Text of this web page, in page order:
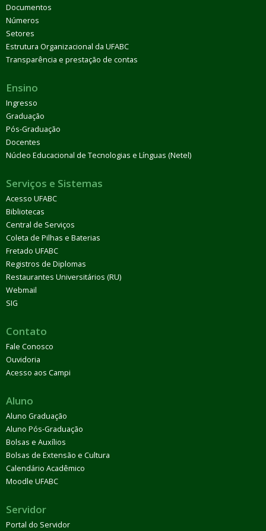
Documentos
Números
Setores
Estrutura Organizacional da UFABC
Transparência e prestação de contas
Ensino
Ingresso
Graduação
Pós-Graduação
Docentes
Núcleo Educacional de Tecnologias e Línguas (Netel)
Serviços e Sistemas
Acesso UFABC
Bibliotecas
Central de Serviços
Coleta de Pilhas e Baterias
Fretado UFABC
Registros de Diplomas
Restaurantes Universitários (RU)
Webmail
SIG
Contato
Fale Conosco
Ouvidoria
Acesso aos Campi
Aluno
Aluno Graduação
Aluno Pós-Graduação
Bolsas e Auxílios
Bolsas de Extensão e Cultura
Calendário Acadêmico
Moodle UFABC
Servidor
Portal do Servidor